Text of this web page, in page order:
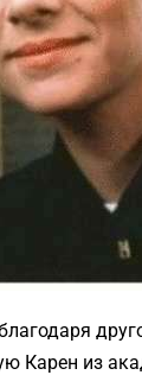
Карен из